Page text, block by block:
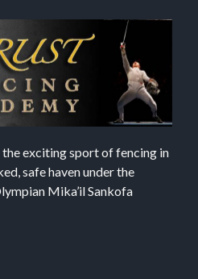
exciting sport of fencing in
safe haven under the
Mika’il Sankofa